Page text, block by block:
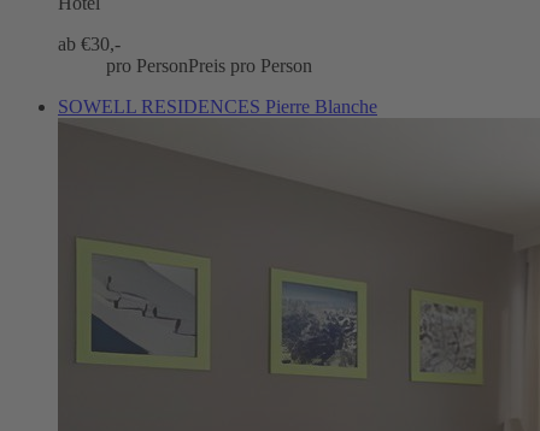
ab €30,-
pro PersonPreis pro Person
SOWELL RESIDENCES Pierre Blanche